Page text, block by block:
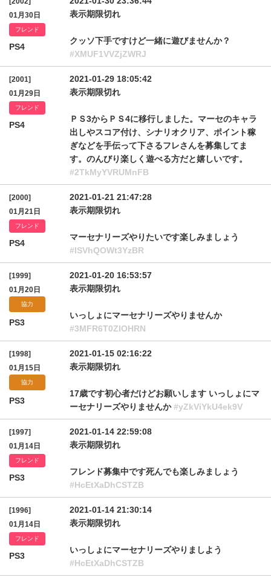
01月30日
フレンド
PS4
表示期限切れ
クッソ下手ですけど一緒に遊びませんか？
#XMUF1VVZjZWRJ
[2001]
01月29日
フレンド
PS4
2021-01-29 18:05:42
表示期限切れ
ＰＳ3からＰＳ4に移行しました。マーセのキャラ
出しやスコア付け、シナリオクリア、ポイント稼
ぎなどを手伝って下さるフレさんを募集してま
す。のんびり楽しく遊べる方だと嬉しいです。
#2TkMyYVRUMnFB
[2000]
01月21日
フレンド
PS4
2021-01-21 21:47:28
表示期限切れ
マーセナリーズやりたいです楽しみましょう
#lSVhQOWt3YzBR
[1999]
01月20日
協力
PS3
2021-01-20 16:53:57
表示期限切れ
いっしょにマーセナリーズやりませんか
#3MFR6T0ZlOHRN
[1998]
01月15日
協力
PS3
2021-01-15 02:16:22
表示期限切れ
17歳です初心者だけどお願いします いっしょにマ
ーセナリーズやりませんか#yZkViYkU4ek9V
[1997]
01月14日
フレンド
PS3
2021-01-14 22:59:08
表示期限切れ
フレンド募集中です死んでも楽しみましょう
#HcEtXaDhCSTZB
[1996]
01月14日
フレンド
PS3
2021-01-14 21:30:14
表示期限切れ
いっしょにマーセナリーズやりましよう
#HcEtXaDhCSTZB